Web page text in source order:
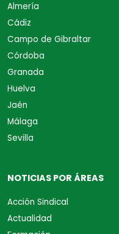
Almería
Cádiz
Campo de Gibraltar
Córdoba
Granada
Huelva
Jaén
Málaga
Sevilla
NOTICIAS POR ÁREAS
Acción Sindical
Actualidad